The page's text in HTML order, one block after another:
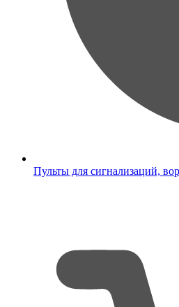
Пульты для сигнализаций,